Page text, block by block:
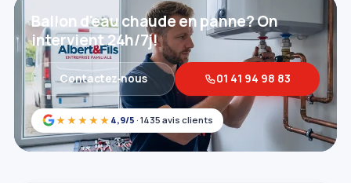
★★★★★ 4,9/5 · 1435 avis clients
Ballon d'eau chaude en panne? On
intervient 24h/7j!
Contactez‑nous 01 41 94 98 83